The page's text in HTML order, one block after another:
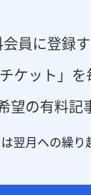
員に登録
ケット」
望の有料記
翌月への繰り